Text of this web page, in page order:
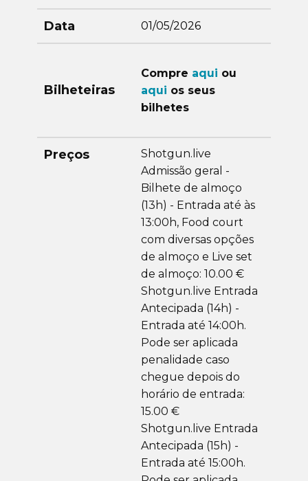
Data 01/05/2026
Bilheteiras
Compre aqui ou
aqui os seus
bilhetes
Preços
Shotgun.live
Admissão geral -
Bilhete de almoço
(13h) - Entrada até às
13:00h, Food court
com diversas opções
de almoço e Live set
de almoço: 10.00 €
Shotgun.live Entrada
Antecipada (14h) -
Entrada até 14:00h.
Pode ser aplicada
penalidade caso
chegue depois do
horário de entrada:
15.00 €
Shotgun.live Entrada
Antecipada (15h) -
Entrada até 15:00h.